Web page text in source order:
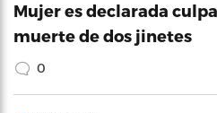
Mujer es declarada
muerte de dos jinetes
0